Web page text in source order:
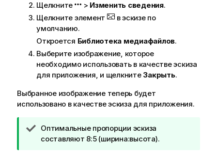
Щелкните
> Изменить сведения.
Щелкните элемент
в эскизе по
умолчанию.
Откроется Библиотека медиафайлов.
Выберите изображение, которое
необходимо использовать в качестве эскиза
для приложения, и щелкните Закрыть.
Выбранное изображение теперь будет
использовано в качестве эскиза для приложения.
П
р
Оптимальные пропорции эскиза
составляют 8:5 (ширина:высота).